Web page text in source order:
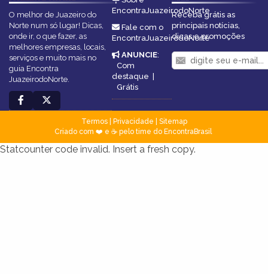
O melhor de Juazeiro do
Norte num só lugar! Dicas,
onde ir, o que fazer, as
melhores empresas, locais,
serviços e muito mais no
guia Encontra
JuazeirodoNorte.
EncontraJuazeirodoNorte
Fale com o
EncontraJuazeirodoNorte
ANUNCIE:
Com
destaque
Grátis
Receba grátis as
principais notícias,
dicas e promoções
Termos| Privacidade
Sitemap
Criado com ❤️ e ☕ pelo time do EncontraBrasil
Statcounter code invalid. Insert a fresh copy.